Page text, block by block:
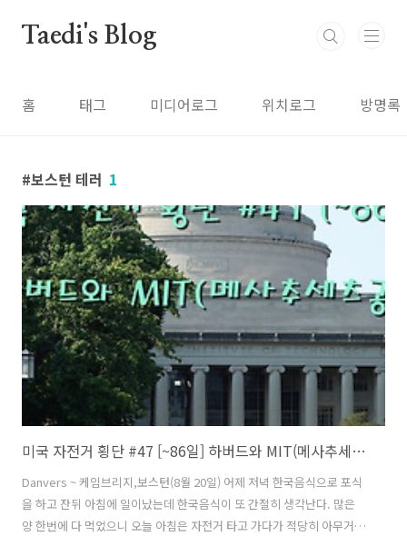
Taedi's Blog
홈 태그 미디어로그 위치로그 방명록
보스턴 테러 1
미국 자전거 횡단 #47 [~86일] 하버드와 MIT(메사추세츠공대)
Danvers ~ 케임브리지,보스턴(8월 20일) 어제 저녁 한국음식으로 포식
을 하고 잔뒤 아침에 일이났는데 한국음식이 또 간절히 생각난다. 많은
양 한번에 다 먹었으니 오늘 아침은 자전거 타고 가다가 적당히 아무거나